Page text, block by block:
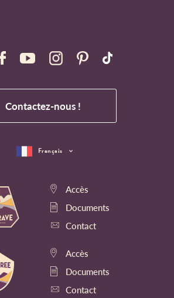
Contactez-nous !
Accès
Documents
Contact
Accès
Documents
Contact
Français